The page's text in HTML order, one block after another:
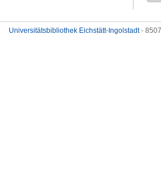
Universitätsbibliothek Eichstätt-Ingolstadt-